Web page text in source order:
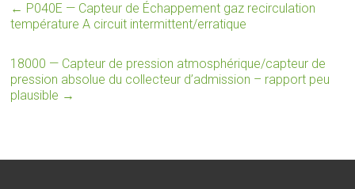
← P040E — Capteur de Échappement gaz recirculation
température A circuit intermittent/erratique
18000 — Capteur de pression atmosphérique/capteur de
pression absolue du collecteur d’admission – rapport peu
plausible →